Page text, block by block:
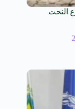
النحت